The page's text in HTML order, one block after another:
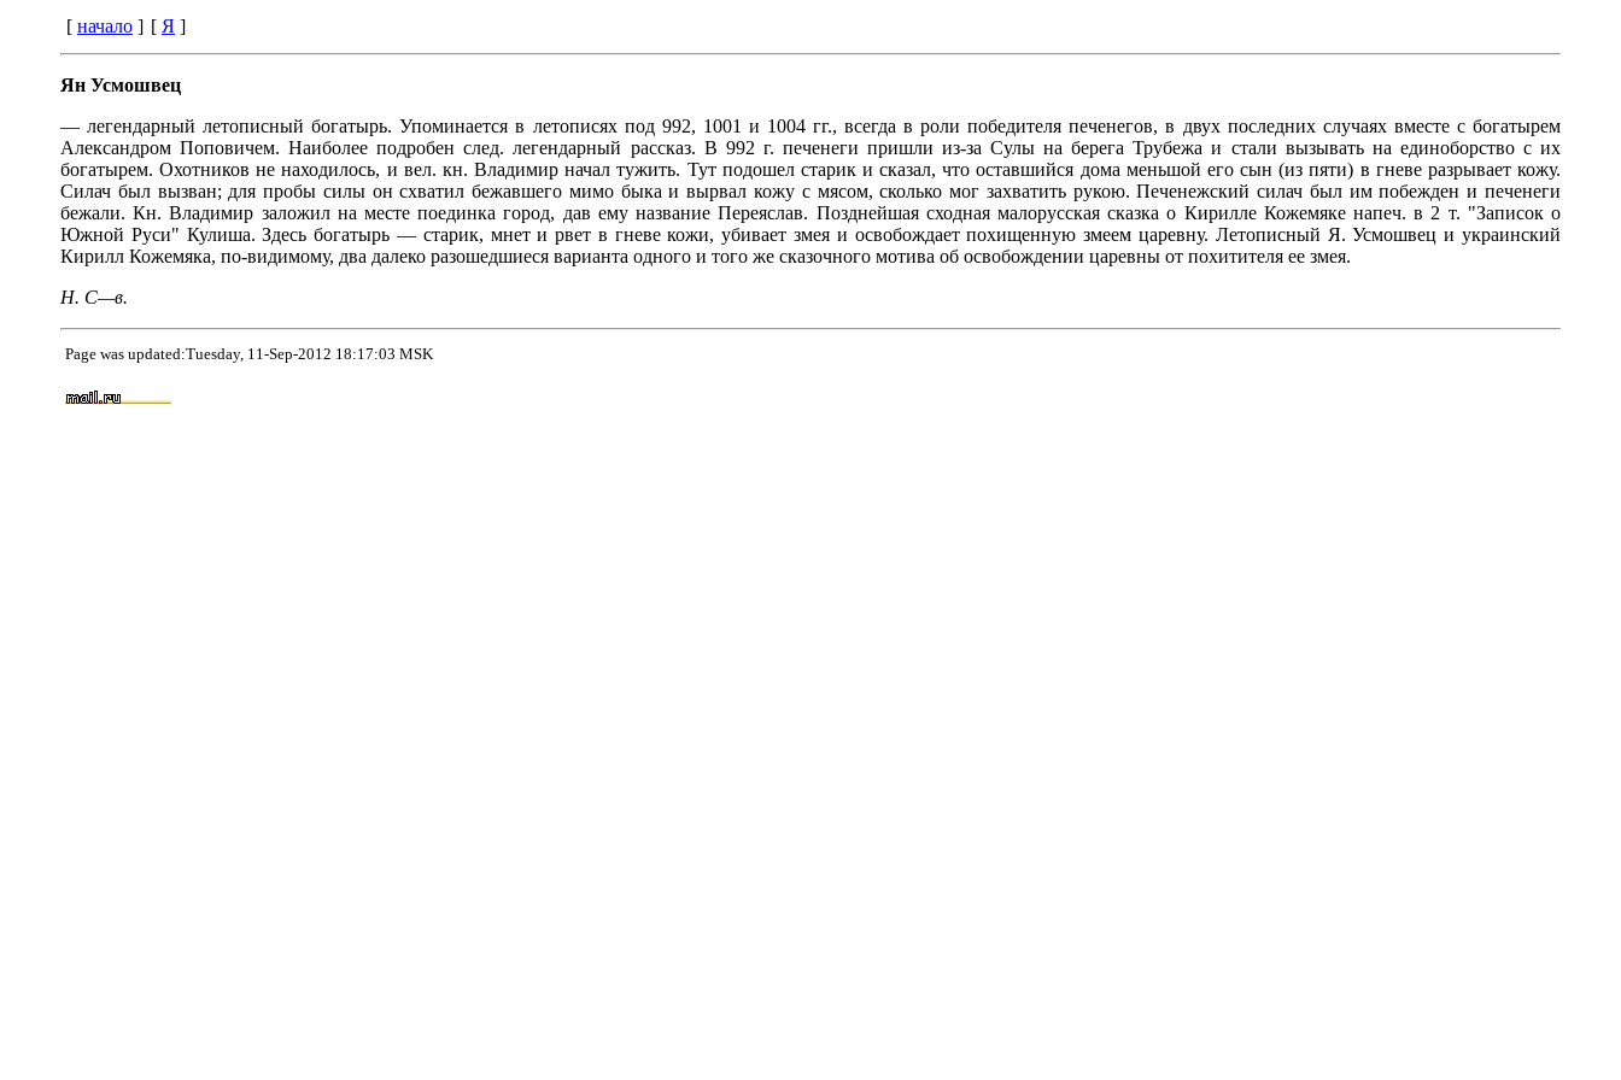
[ начало ] [ Я ]
Ян Усмошвец
— легендарный летописный богатырь. Упоминается в летописях под 992, 1001 и 1004 гг., всегда в роли победителя печенегов, в двух последних случаях вместе с богатырем
Александром Поповичем. Наиболее подробен след. легендарный рассказ. В 992 г. печенеги пришли из-за Сулы на берега Трубежа и стали вызывать на единоборство с их
богатырем. Охотников не находилось, и вел. кн. Владимир начал тужить. Тут подошел старик и сказал, что оставшийся дома меньшой его сын (из пяти) в гневе разрывает кожу.
Силач был вызван; для пробы силы он схватил бежавшего мимо быка и вырвал кожу с мясом, сколько мог захватить рукою. Печенежский силач был им побежден и печенеги
бежали. Кн. Владимир заложил на месте поединка город, дав ему название Переяслав. Позднейшая сходная малорусская сказка о Кирилле Кожемяке напеч. в 2 т. "Записок о
Южной Руси" Кулиша. Здесь богатырь — старик, мнет и рвет в гневе кожи, убивает змея и освобождает похищенную змеем царевну. Летописный Я. Усмошвец и украинский
Кирилл Кожемяка, по-видимому, два далеко разошедшиеся варианта одного и того же сказочного мотива об освобождении царевны от похитителя ее змея.
Н. С—в.
Page was updated:Tuesday, 11-Sep-2012 18:17:03 MSK